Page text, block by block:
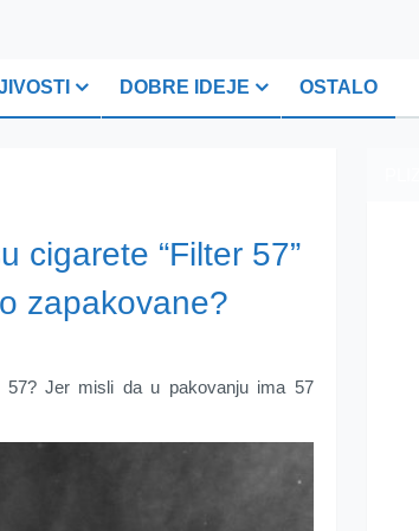
DOBRE IDEJE OSTALO
cigarete “Filter 57”
zapakovane?
57? Jer misli da u pakovanju ima 57